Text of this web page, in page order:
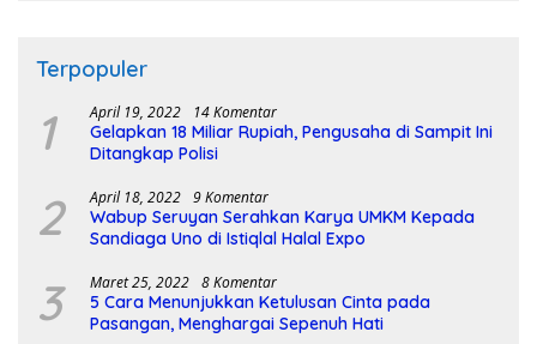
Terpopuler
1 April 19, 2022 14 Komentar
Gelapkan 18 Miliar Rupiah, Pengusaha di Sampit Ini
Ditangkap Polisi
2 April 18, 2022 9 Komentar
Wabup Seruyan Serahkan Karya UMKM Kepada
Sandiaga Uno di Istiqlal Halal Expo
3 Maret 25, 2022 8 Komentar
5 Cara Menunjukkan Ketulusan Cinta pada
Pasangan, Menghargai Sepenuh Hati